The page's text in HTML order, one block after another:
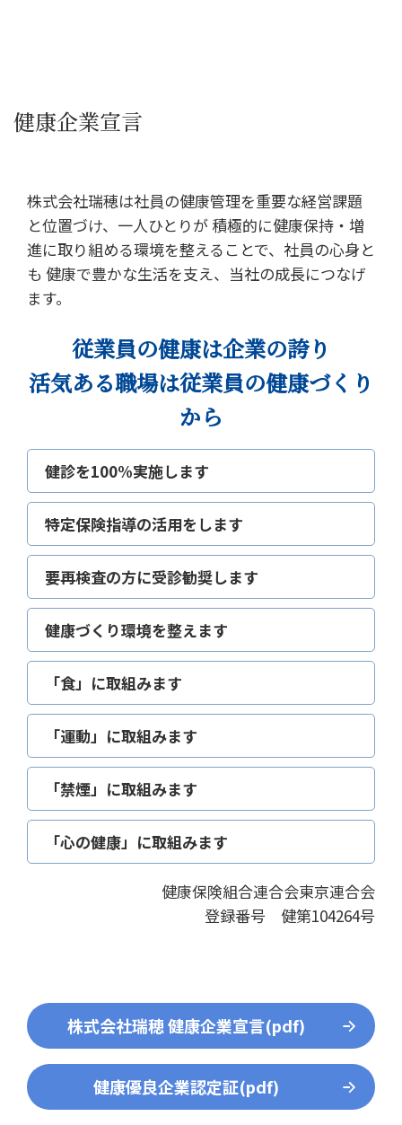
健康企業宣言
株式会社瑞穂は社員の健康管理を重要な経営課題
と位置づけ、一人ひとりが 積極的に健康保持・増
進に取り組める環境を整えることで、社員の心身と
も 健康で豊かな生活を支え、当社の成長につなげ
ます。
従業員の健康は企業の誇り
活気ある職場は従業員の健康づくり
から
健診を100%実施します
特定保険指導の活用をします
要再検査の方に受診勧奨します
健康づくり環境を整えます
「食」に取組みます
「運動」に取組みます
「禁煙」に取組みます
「心の健康」に取組みます
健康保険組合連合会東京連合会
登録番号 健第104264号
株式会社瑞穂 健康企業宣言(pdf)
健康優良企業認定証(pdf)